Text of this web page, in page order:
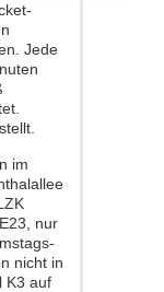
Jede
im
nur
nicht in
K3 auf